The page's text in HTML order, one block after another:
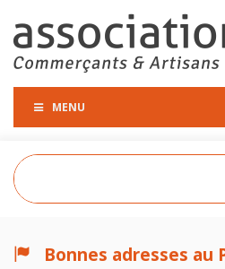
MENU
Bonnes adresses au